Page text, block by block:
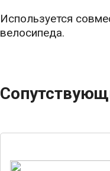
Используется
велосипеда.